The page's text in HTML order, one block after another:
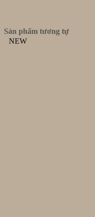
Sản phẩm tương tự
NEW